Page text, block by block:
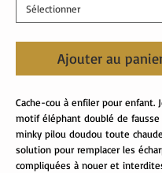
Ajouter au
Cache-cou à enfiler pour enfant.
motif éléphant doublé de fausse
minky pilou doudou toute
solution pour remplacer les
compliquées à nouer et